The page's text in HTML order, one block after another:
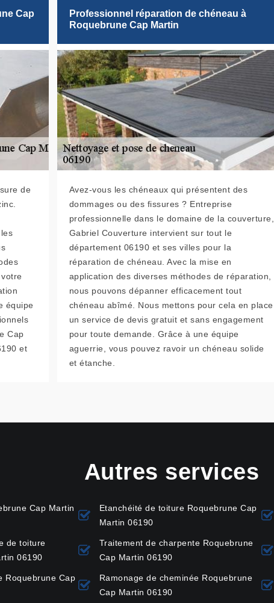
Cap
de
équipe
Cap
et
Professionnel réparation de chéneau à
Roquebrune Cap Martin
Avez-vous les chéneaux qui présentent des
dommages ou des fissures ? Entreprise
professionnelle dans le domaine de la couverture,
Gabriel Couverture intervient sur tout le
département 06190 et ses villes pour la
réparation de chéneau. Avec la mise en
application des diverses méthodes de réparation,
nous pouvons dépanner efficacement tout
chéneau abîmé. Nous mettons pour cela en place
un service de devis gratuit et sans engagement
pour toute demande. Grâce à une équipe
aguerrie, vous pouvez ravoir un chéneau solide
et étanche.
Autres services
Cap Martin
de toiture
06190
Roquebrune Cap
Etanchéité de toiture Roquebrune Cap
Martin 06190
Traitement de charpente Roquebrune
Cap Martin 06190
Ramonage de cheminée Roquebrune
Cap Martin 06190